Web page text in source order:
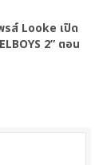
รส์ Looke เปิด
2” ตอน